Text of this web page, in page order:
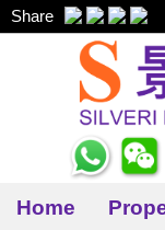
Share
Home